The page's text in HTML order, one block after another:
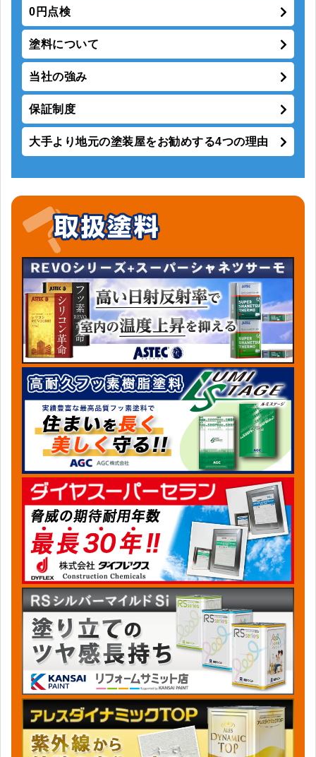
0円点検
塗料について
当社の強み
保証制度
大手より地元の塗装屋をお勧めする4つの理由